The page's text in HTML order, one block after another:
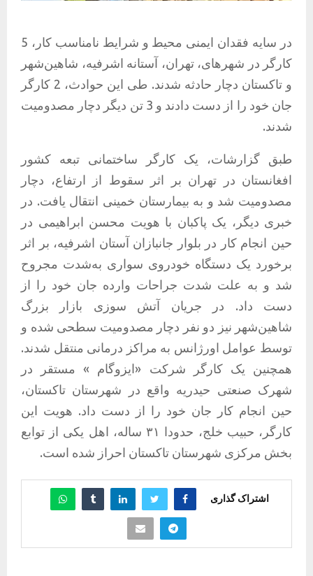
در سایه فقدان ایمنی محیط و شرایط نامناسب کار، 5
کارگر در شهرهای، تهران، آستانه اشرفیه، شاهین‌شهر
و تاکستان دچار حادثه شدند. طی این حوادث، 2 کارگر
جان خود را از دست دادند و 3 تن دیگر دچار مصدومیت
شدند.
طبق گزارشات، یک کارگر ساختمانی تبعه کشور
افغانستان در تهران بر اثر سقوط از ارتفاع، دچار
مصدومیت شد و به بیمارستان خمینی انتقال یافت. در
خبری دیگر، یک پاکبان با هویت محسن ابراهیمی در
حین انجام کار در بلوار جانبازان آستان اشرفیه، بر اثر
برخورد یک دستگاه خودروی سواری به‌شدت مجروح
شد و به علت شدت جراحات وارده جان خود را از
دست داد. در جریان آتش سوزی بازار بزرگ
شاهین‌شهر نیز دو نفر دچار مصدومیت سطحی شده و
توسط عوامل اورژانس به مراکز درمانی منتقل شدند.
همچنین یک کارگر شرکت «ایزوگام » مستقر در
شهرک صنعتی حیدریه واقع در شهرستان تاکستان،
حین انجام کار جان خود را از دست داد. هویت این
کارگر، حبیب خلج، حدودا ۳۱ ساله، اهل یکی از توابع
بخش مرکزی شهرستان تاکستان احراز شده است.
اشتراک گذاری